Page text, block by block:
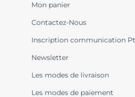
Mon panier
Contactez-Nous
Inscription communication
Newsletter
Les modes de livraison
Les modes de paiement